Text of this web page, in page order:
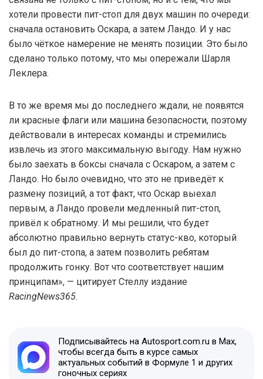
хотели провести пит-стоп для двух машин по очереди:
сначала остановить Оскара, а затем Ландо. И у нас
было чёткое намерение не менять позиции. Это было
сделано только потому, что мы опережали Шарля
Леклера.
В то же время мы до последнего ждали, не появятся
ли красные флаги или машина безопасности, поэтому
действовали в интересах команды и стремились
извлечь из этого максимальную выгоду. Нам нужно
было заехать в боксы сначала с Оскаром, а затем с
Ландо. Но было очевидно, что это не приведёт к
размену позиций, а тот факт, что Оскар выехал
первым, а Ландо провели медленный пит-стоп,
привёл к обратному. И мы решили, что будет
абсолютно правильно вернуть статус-кво, который
был до пит-стопа, а затем позволить ребятам
продолжить гонку. Вот что соответствует нашим
принципам», — цитирует Стеллу издание
RacingNews365.
Подписывайтесь на Autosport.com.ru в Max,
чтобы всегда быть в курсе самых
актуальных событий в Формуле 1 и других
гоночных сериях